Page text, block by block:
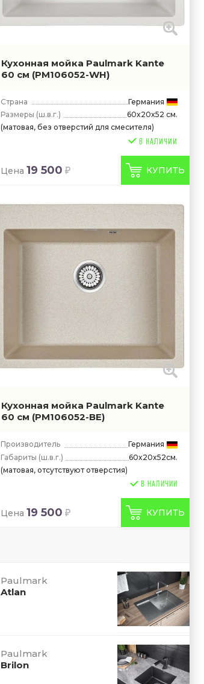
Кухонная мойка Paulmark Kante
60 см (PM106052-WH)
Страна
Германия
Размеры (ш.в.г.)
60x20x52 см.
(матовая, без отверстий для смесителя)
Цена 19 500 КУПИТЬ
Кухонная мойка Paulmark Kante
60 см (PM106052-BE)
Производитель
Германия
Габариты (ш.в.г.)
60x20x52см.
(матовая, отсутствуют отверстия)
В НАЛИЧИИ
Цена 19 500 КУПИТЬ
Paulmark
Atlan
Paulmark
Brilon